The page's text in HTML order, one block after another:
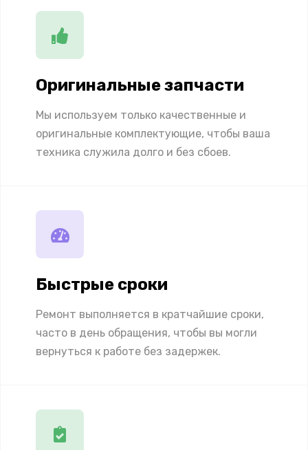
Оригинальные запчасти
Мы используем только качественные и
оригинальные комплектующие, чтобы ваша
техника служила долго и без сбоев.
Быстрые сроки
Ремонт выполняется в кратчайшие сроки,
часто в день обращения, чтобы вы могли
вернуться к работе без задержек.